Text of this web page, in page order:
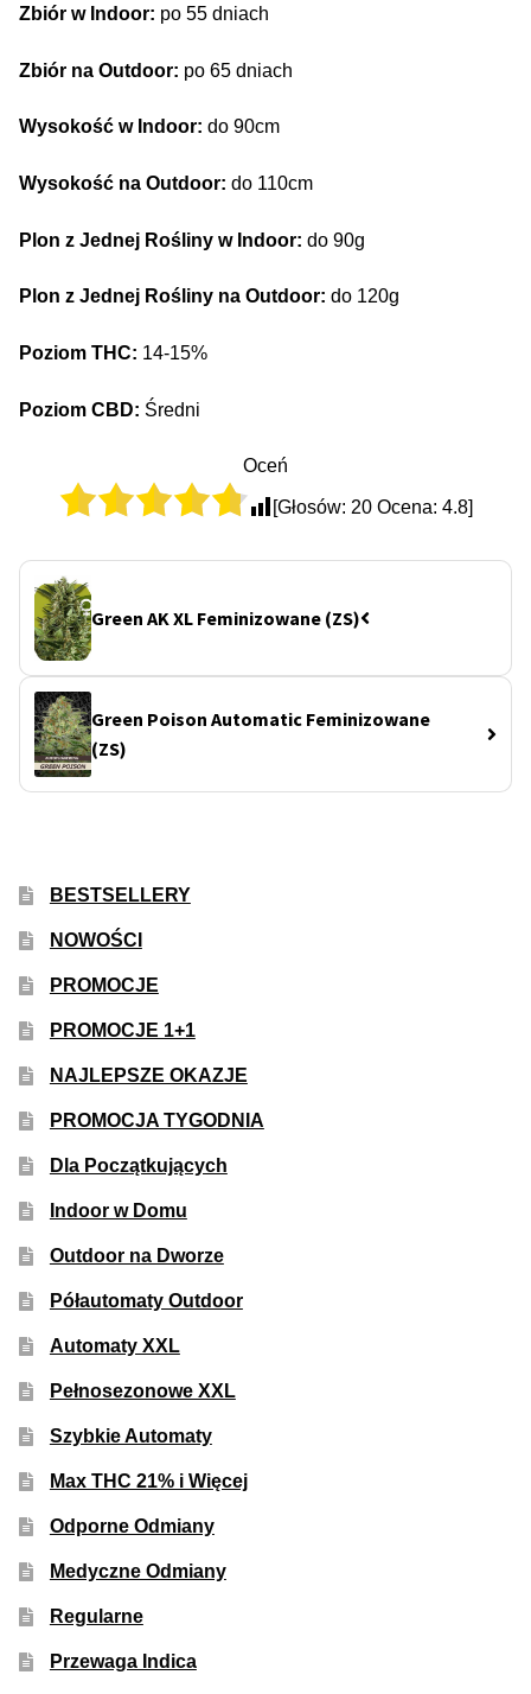
Zbiór w Indoor: po 55 dniach
Zbiór na Outdoor: po 65 dniach
Wysokość w Indoor: do 90cm
Wysokość na Outdoor: do 110cm
Plon z Jednej Rośliny w Indoor: do 90g
Plon z Jednej Rośliny na Outdoor: do 120g
Poziom THC: 14-15%
Poziom CBD: Średni
Oceń
[Głosów: 20Ocena: 4.8]
Green AK XL Feminizowane (ZS)
Green Poison Automatic Feminizowane
(ZS)
BESTSELLERY
NOWOŚCI
PROMOCJE
PROMOCJE 1+1
NAJLEPSZE OKAZJE
PROMOCJA TYGODNIA
Dla Początkujących
Indoor w Domu
Outdoor na Dworze
Półautomaty Outdoor
Automaty XXL
Pełnosezonowe XXL
Szybkie Automaty
Max THC 21% i Więcej
Odporne Odmiany
Medyczne Odmiany
Regularne
Przewaga Indica